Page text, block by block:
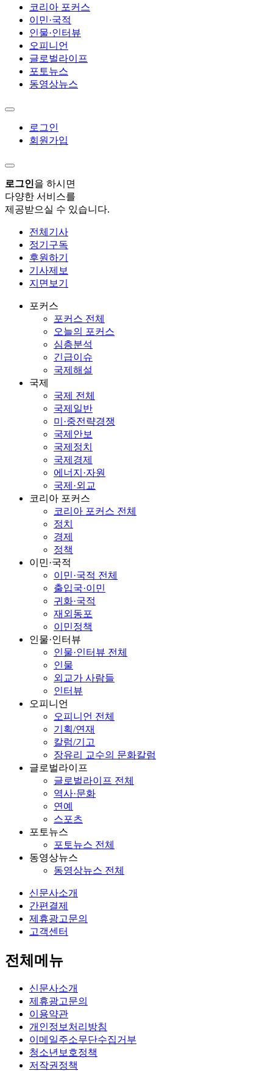
코리아 포커스
이민·국적
인물·인터뷰
오피니언
글로벌라이프
포토뉴스
동영상뉴스
로그인
회원가입
로그인을 하시면
다양한 서비스를
제공받으실 수 있습니다.
전체기사
정기구독
후원하기
기사제보
지면보기
포커스
포커스 전체
오늘의 포커스
심층분석
긴급이슈
국제해설
국제
국제 전체
국제일반
미·중전략경쟁
국제안보
국제정치
국제경제
에너지·자원
국제·외교
코리아 포커스
코리아 포커스 전체
정치
경제
정책
이민·국적
이민·국적 전체
출입국·이민
귀화·국적
재외동포
이민정책
인물·인터뷰
인물·인터뷰 전체
인물
외교가 사람들
인터뷰
오피니언
오피니언 전체
기획/연재
칼럼/기고
장유리 교수의 문화칼럼
글로벌라이프
글로벌라이프 전체
역사·문화
연예
스포츠
포토뉴스
포토뉴스 전체
동영상뉴스
동영상뉴스 전체
신문사소개
간편결제
제휴광고문의
고객센터
전체메뉴
신문사소개
제휴광고문의
이용약관
개인정보처리방침
이메일주소무단수집거부
청소년보호정책
저작권정책